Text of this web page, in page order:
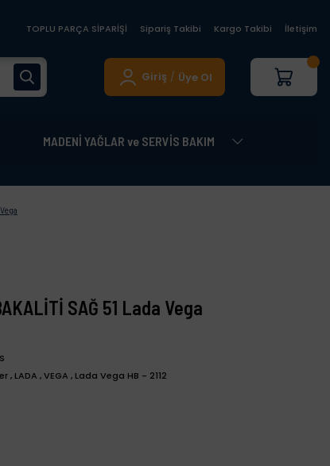
TOPLU PARÇA SİPARİŞİ Sipariş Takibi Kargo Takibi İletişim
Giriş / Üye Ol
MADENİ YAĞLAR ve SERVİS BAKIM
SAĞ 51 Lada Vega
, LADA ,VEGA , Lada Vega HB - 2112